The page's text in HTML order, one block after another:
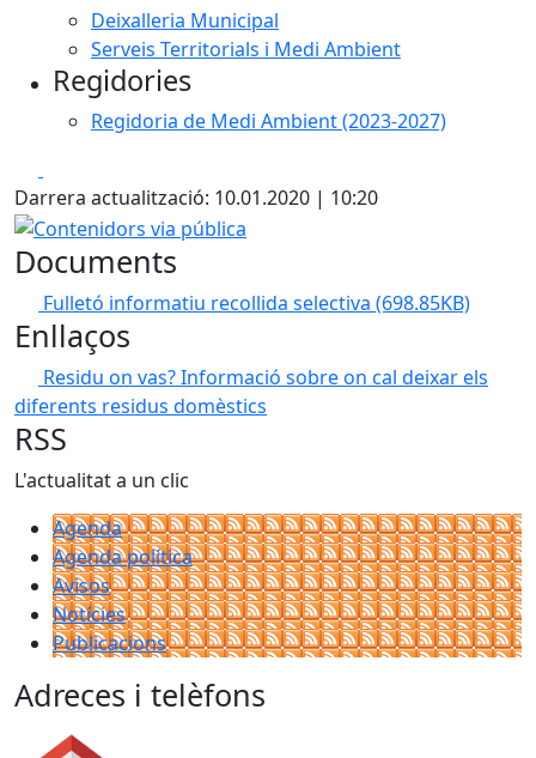
Deixalleria Municipal
Serveis Territorials i Medi Ambient
Regidories
Regidoria de Medi Ambient (2023-2027)
Darrera actualització: 10.01.2020 | 10:20
Contenidors via pública
Documents
Fulletó informatiu recollida selectiva (698.85KB)
Enllaços
Residu on vas?Informació sobre on cal deixar els
diferents residus domèstics
RSS
L'actualitat a un clic
Agenda
Agenda política
Avisos
Notícies
Publicacions
Adreces i telèfons